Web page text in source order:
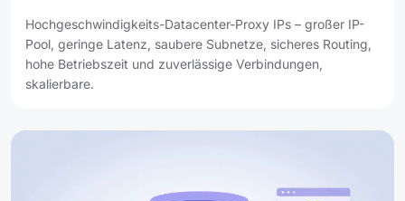
Hochgeschwindigkeits-Datacenter-Proxy IPs – großer IP-
Pool, geringe Latenz, saubere Subnetze, sicheres Routing,
hohe Betriebszeit und zuverlässige Verbindungen,
skalierbare.